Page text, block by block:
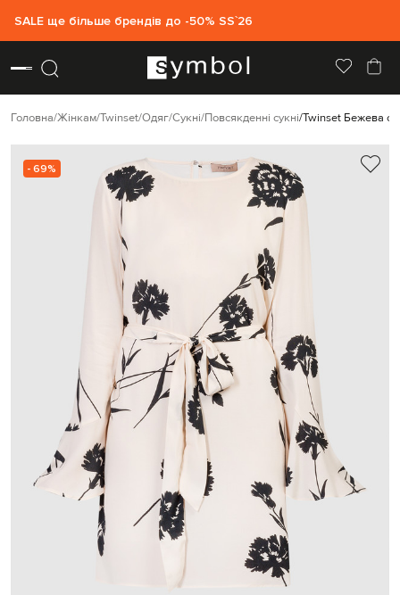
SALE ще більше брендів до -50% SS`26
Головна Жінкам Twinset Одяг Сукні Повсякденні сукні Twinset Бежева
- 69%